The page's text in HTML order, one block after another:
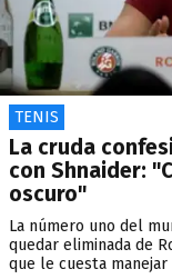
TENIS
La cruda
con Shnaider:
oscuro"
La número uno del
quedar eliminada de
que le cuesta